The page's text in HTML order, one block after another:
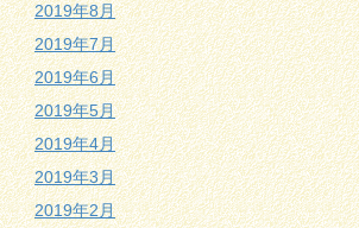
2019年8月
2019年7月
2019年6月
2019年5月
2019年4月
2019年3月
2019年2月